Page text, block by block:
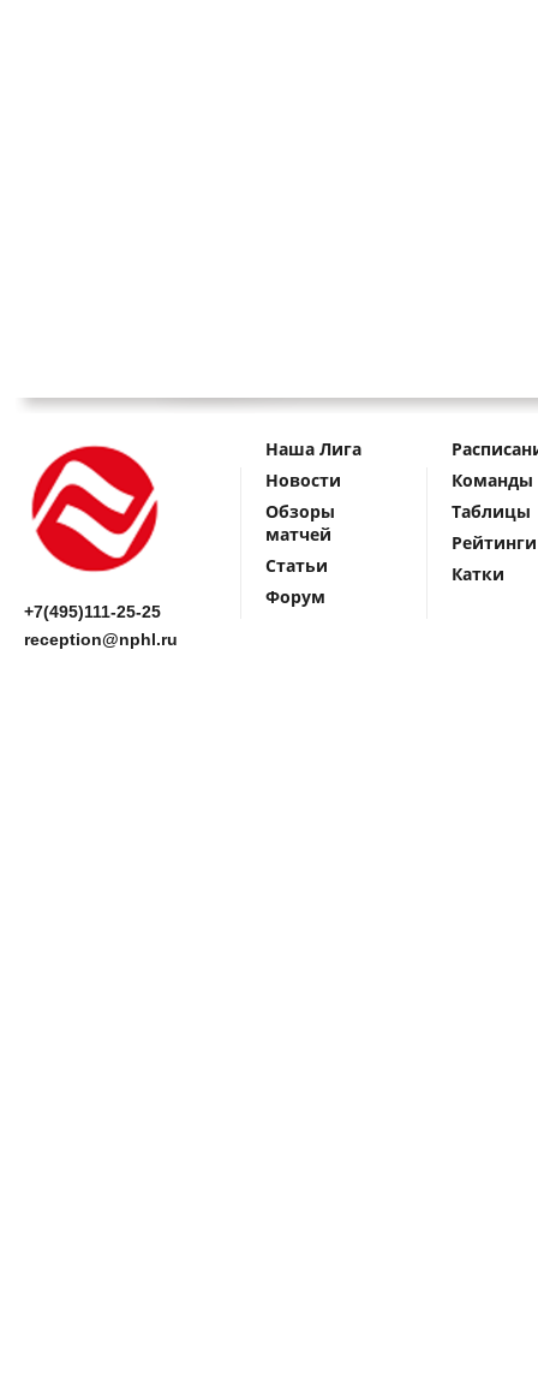
+7(495)111-25-25
reception@nphl.ru
Наша Лига
Новости
Обзоры
матчей
Статьи
Форум
Команды
Таблицы
Рейтинги
Катки